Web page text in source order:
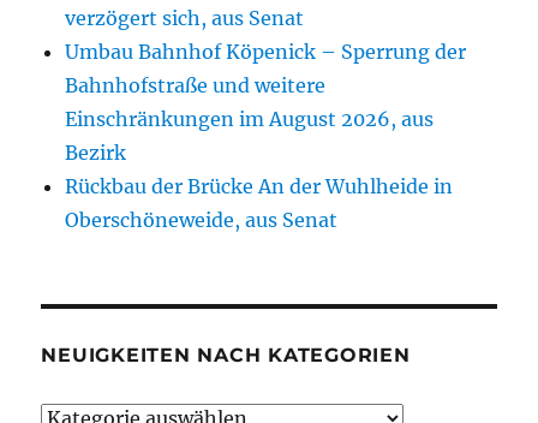
verzögert sich, aus Senat
Umbau Bahnhof Köpenick – Sperrung der
Bahnhofstraße und weitere
Einschränkungen im August 2026, aus
Bezirk
Rückbau der Brücke An der Wuhlheide in
Oberschöneweide, aus Senat
NEUIGKEITEN NACH KATEGORIEN
Neuigkeiten